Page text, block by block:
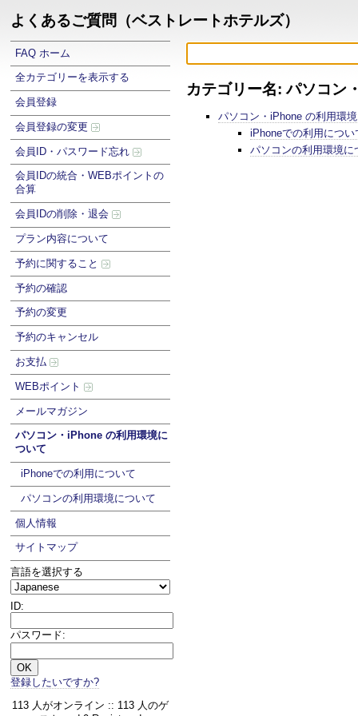
よくあるご質問（ベストレートホテルズ）
FAQ ホーム
全カテゴリーを表示する
会員登録
会員登録の変更
会員ID・パスワード忘れ
会員IDの統合・WEBポイントの
合算
会員IDの削除・退会
プラン内容について
予約に関すること
予約の確認
予約の変更
予約のキャンセル
お支払
WEBポイント
メールマガジン
パソコン・iPhone の利用環境に
ついて
iPhoneでの利用について
パソコンの利用環境について
個人情報
サイトマップ
言語を選択する
ID:
パスワード:
登録したいですか?
113 人がオンライン :: 113 人のゲ
カテゴリー名: パソコン
パソコン・iPhone の利用環
iPhoneでの利用につい
パソコンの利用環境に